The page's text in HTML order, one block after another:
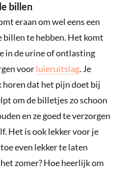
billen
eraan om wel eens een
te hebben. Het komt
in de urine of ontlasting
voorluieruitslag. Je
horen dat het pijn doet bij
om de billetjes zo schoon
en ze goed te verzorgen
Het is ook lekker voor je
even lekker te laten
zomer? Hoe heerlijk om